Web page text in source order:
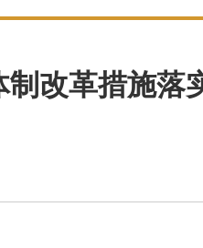
改革措施落